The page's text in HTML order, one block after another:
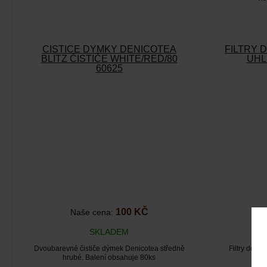
ČISTIČE DÝMKY DENICOTEA
BLITZ ČISTIČE WHITE/RED/80
60625
Naše cena: 100 KČ
SKLADEM
Dvoubarevné čističe dýmek Denicotea středně
hrubé. Balení obsahuje 80ks
FILTRY
Filtry do